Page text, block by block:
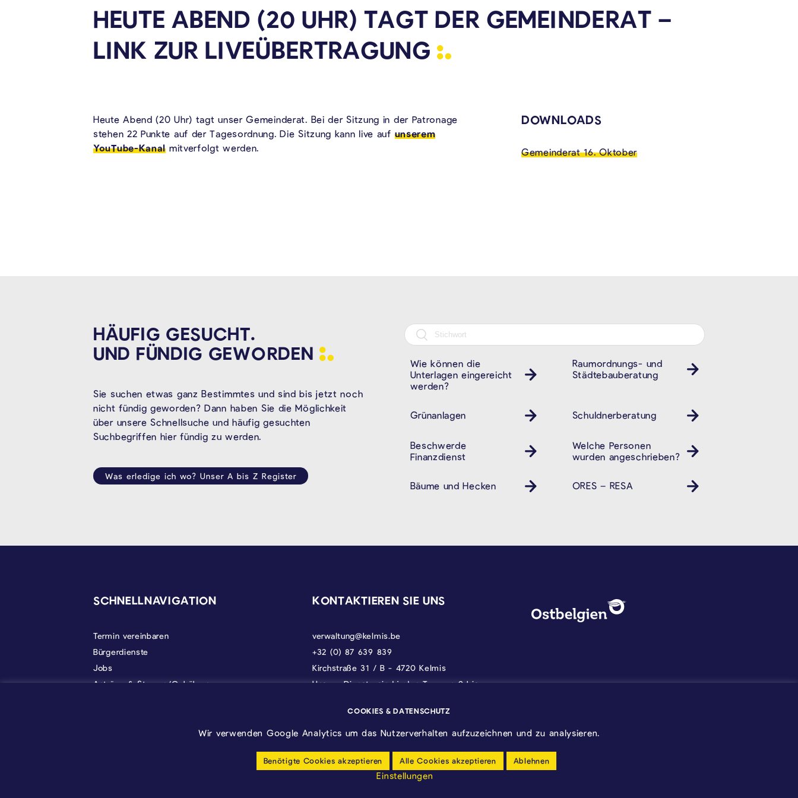
HEUTE ABEND (20 UHR) TAGT DER GEMEINDERAT –
LINK ZUR LIVEÜBERTRAGUNG
Heute Abend (20 Uhr) tagt unser Gemeinderat. Bei der Sitzung in der Patronage
stehen 22 Punkte auf der Tagesordnung. Die Sitzung kann live auf unserem
YouTube-Kanal mitverfolgt werden.
VERKNÜPFTE INHALTE
DOWNLOADS
Gemeinderat 16. Oktober
HÄUFIG GESUCHT.
UND FÜNDIG GEWORDEN
Sie suchen etwas ganz Bestimmtes und sind bis jetzt noch
nicht fündig geworden? Dann haben Sie die Möglichkeit
über unsere Schnellsuche und häufig gesuchten
Suchbegriffen hier fündig zu werden.
Was erledige ich wo? Unser A bis Z Register
Wie können die
Unterlagen eingereicht
werden?
Raumordnungs- und
Städtebauberatung
Grünanlagen Schuldnerberatung
Beschwerde
Finanzdienst
Welche Personen
wurden angeschrieben?
Bäume und Hecken ORES – RESA
SCHNELLNAVIGATION
Termin vereinbaren
Bürgerdienste
Jobs
Anträge & Steuern/Gebühren
KONTAKTIEREN SIE UNS
verwaltung@kelmis.be
+32 (0) 87 639 839
Kirchstraße 31 / B - 4720 Kelmis
Unsere Dienste sind jeden Tag von 9 bis
DATENSCHUTZ, IMPRESSUM
Wappen - Kelmis| La Calamine
©2026 Gemeinde Kelmis
COOKIES & DATENSCHUTZ
Wir verwenden Google Analytics um das Nutzerverhalten aufzuzeichnen und zu analysieren.
Benötigte Cookies akzeptieren Alle Cookies akzeptieren Ablehnen
Einstellungen